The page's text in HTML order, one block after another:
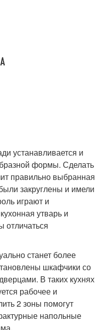
устанавливается и
формы. Сделать
правильно выбранная
закруглены и имели
играют и
утварь и
отличаться
станет более
шкафчики со
В таких кухнях
рабочее и
2 зоны помогут
напольные